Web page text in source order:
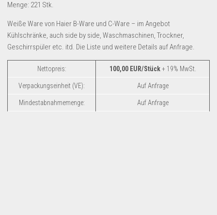
Uhren & Schmuck
Wohnen & Einrichten
Restposten-Angebote
eBay Restposten kaufen
Sonderposten-Angebote
Menge: 221 Stk.
Weiße Ware von Haier B-Ware und C-Ware – im Angebot
Kühlschränke, auch side by side, Waschmaschinen, Trockner,
Geschirrspüler etc. itd. Die Liste und weitere Details auf Anfrage.
Nettopreis: 100,00 EUR/Stück+ 19% MwSt.
Verpackungseinheit (VE): Auf Anfrage
Mindestabnahmemenge: Auf Anfrage